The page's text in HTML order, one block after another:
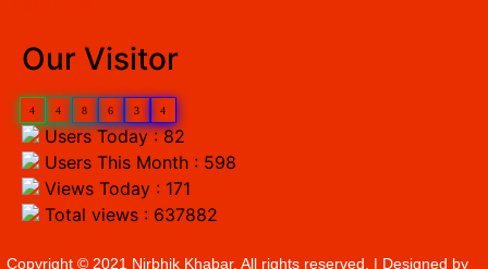
Our Visitor
4 4 8 6 3 4
Users Today : 82
Users This Month : 598
Views Today : 171
Total views : 637882
Copyright © 2021 Nirbhik Khabar. All rights reserved. | Designed by